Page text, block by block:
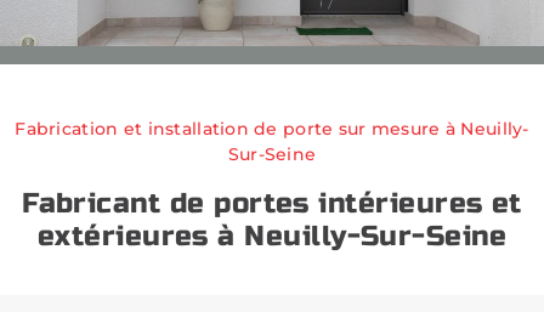
Fabricant de portes intérieures et
extérieures à Neuilly-Sur-Seine
Fabrication et installation de porte sur mesure à Neuilly-
Sur-Seine